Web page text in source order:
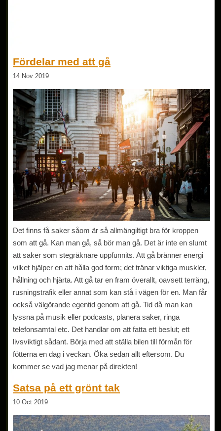
Fördelar med att gå
14 Nov 2019
Det finns få saker såom är så allmängiltigt bra för kroppen
som att gå. Kan man gå, så bör man gå. Det är inte en slumt
att saker som stegräknare uppfunnits. Att gå bränner energi
vilket hjälper en att hålla god form; det tränar viktiga muskler,
hållning och hjärta. Att gå tar en fram överallt, oavsett terräng,
rusningstrafik eller annat som kan stå i vägen för en. Man får
också välgörande egentid genom att gå. Tid då man kan
lyssna på musik eller podcasts, planera saker, ringa
telefonsamtal etc. Det handlar om att fatta ett beslut; ett
livsviktigt sådant. Börja med att ställa bilen till förmån för
fötterna en dag i veckan. Öka sedan allt eftersom. Du
kommer se vad jag menar på direkten!
Satsa på ett grönt tak
10 Oct 2019